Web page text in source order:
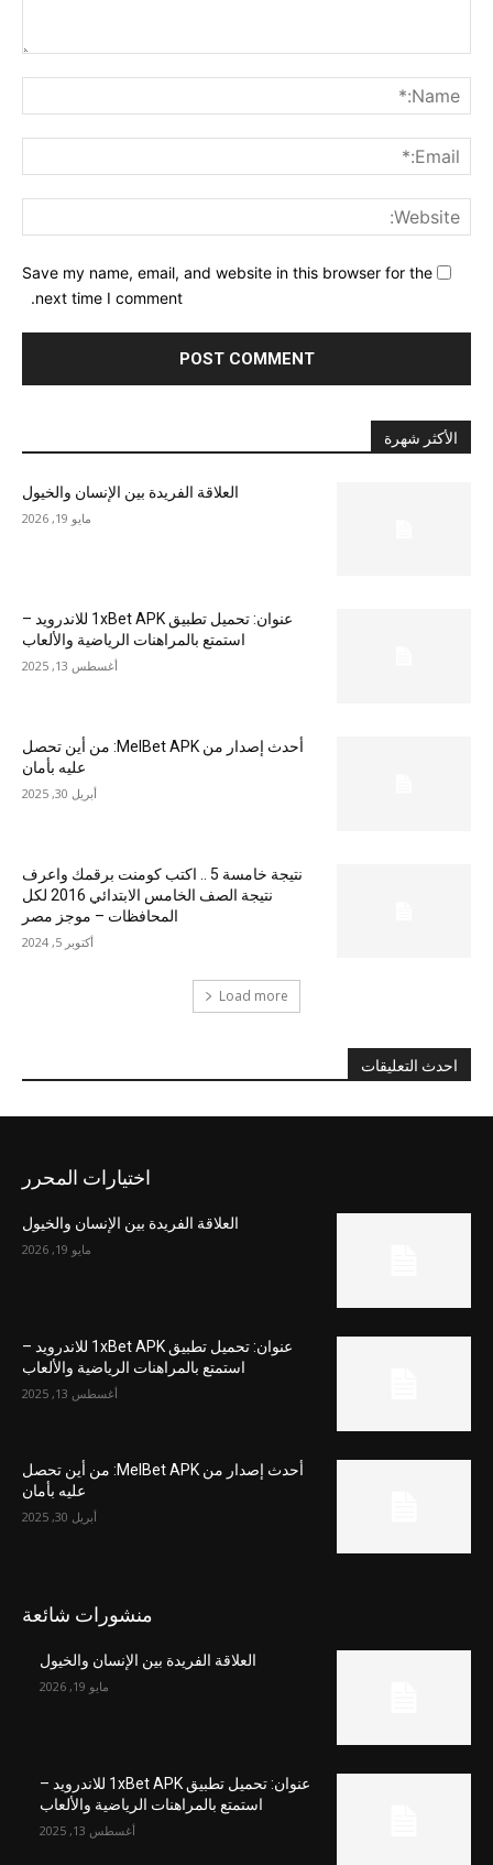
Save my name, email, and website in this browser for the
next time I comment.
الأكثر شهرة
العلاقة الفريدة بين الإنسان والخيول
مايو 19, 2026
عنوان: تحميل تطبيق 1xBet APK للاندرويد –
استمتع بالمراهنات الرياضية والألعاب
أغسطس 13, 2025
أحدث إصدار من MelBet APK: من أين تحصل
عليه بأمان
أبريل 30, 2025
نتيجة خامسة 5 .. اكتب كومنت برقمك واعرف
نتيجة الصف الخامس الابتدائي 2016 لكل
المحافظات – موجز مصر
أكتوبر 5, 2024
Load more
احدث التعليقات
اختيارات المحرر
العلاقة الفريدة بين الإنسان والخيول
مايو 19, 2026
عنوان: تحميل تطبيق 1xBet APK للاندرويد –
استمتع بالمراهنات الرياضية والألعاب
أغسطس 13, 2025
أحدث إصدار من MelBet APK: من أين تحصل
عليه بأمان
أبريل 30, 2025
منشورات شائعة
العلاقة الفريدة بين الإنسان والخيول
مايو 19, 2026
عنوان: تحميل تطبيق 1xBet APK للاندرويد –
استمتع بالمراهنات الرياضية والألعاب
أغسطس 13, 2025